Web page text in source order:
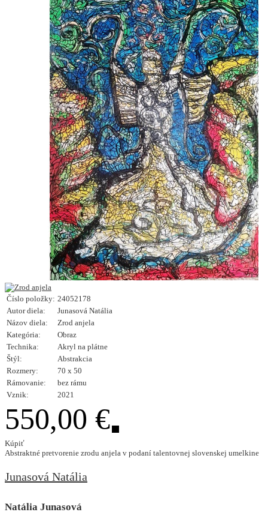
Číslo položky: 24052178
Autor diela:
Junasová Natália
Názov diela:
Zrod anjela
Kategória:
Obraz
Technika:
Akryl na plátne
Štýl:
Abstrakcia
Rozmery:
70 x 50
Rámovanie:
bez rámu
Vznik:
2021
550,00 €
Kúpiť
Abstraktné pretvorenie zrodu anjela v podaní talentovnej slovenskej umelkine
Junasová Natália
Natália Junasová